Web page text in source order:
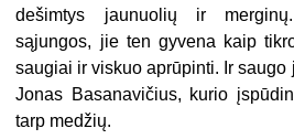
dešimtys jaunuolių ir
sąjungos, jie ten gyvena kaip
saugiai ir viskuo aprūpinti. Ir saugo
Jonas Basanavičius, kurio
tarp medžių.